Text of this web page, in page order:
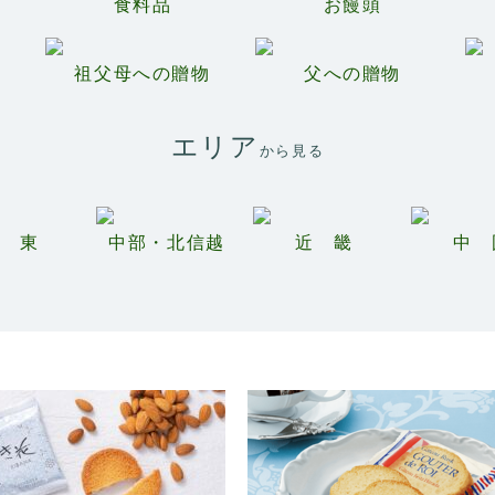
食料品 お饅頭
祖父母への贈物 父への贈物
エリア から見る
東 中部・北信越 近 畿 中